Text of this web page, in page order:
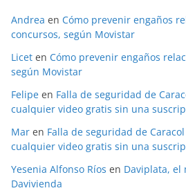
Andrea en Cómo prevenir engaños
concursos, según Movistar
Licet en Cómo prevenir engaños
según Movistar
Felipe en Falla de seguridad de
cualquier video gratis sin una
Mar en Falla de seguridad de
cualquier video gratis sin una
Yesenia Alfonso Ríos en Daviplata, el
Davivienda